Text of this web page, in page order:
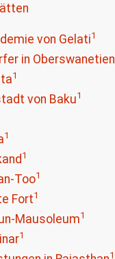
von Gelati1
in Oberswanetien
1
von Baku1
1
1
Too1
Fort1
Mausoleum1
1
1